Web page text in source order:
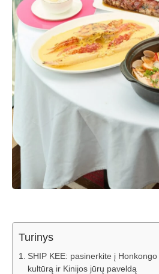
Turinys
SHIP KEE: pasinerkite į
kultūrą ir Kinijos jūrų paveldą